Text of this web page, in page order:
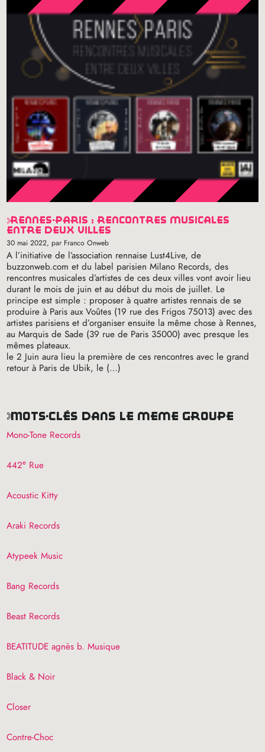
rennes-paris : rencontres musicales
entre deux villes
30 mai 2022, par Franco Onweb
A l’initiative de l’association rennaise Lust4Live, de
buzzonweb.com et du label parisien Milano Records, des
rencontres musicales d’artistes de ces deux villes vont avoir lieu
durant le mois de juin et au début du mois de juillet. Le
principe est simple : proposer à quatre artistes rennais de se
produire à Paris aux Voûtes (19 rue des Frigos 75013) avec des
artistes parisiens et d’organiser ensuite la même chose à Rennes,
au Marquis de Sade (39 rue de Paris 35000) avec presque les
mêmes plateaux.
le 2 Juin aura lieu la première de ces rencontres avec le grand
retour à Paris de Ubik, le (…)
mots-clés dans le même groupe
Mono-Tone Records
442e Rue
Acoustic Kitty
Araki Records
Atypeek Music
Bang Records
Beast Records
BEATITUDE agnès b. Musique
Black & Noir
Closer
Contre-Choc